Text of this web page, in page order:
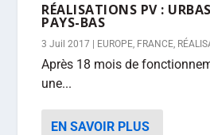
RÉALISATIONS PV :
PAYS-BAS
3 Juil 2017 EUROPE, FRANCE,
Après 18 mois de
une...
EN SAVOIR PLUS